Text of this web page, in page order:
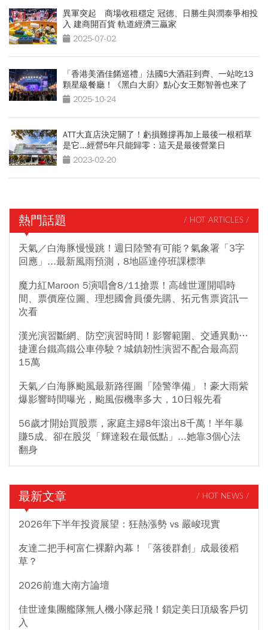
異軍突起 商場收租穩定 冠德、日勝生與潤泰爭相投
入 建商開百貨 軌道經濟三贏家
2025-07-02
「香港美酒佳餚巡禮」法國5大酒莊到齊、一站吃13
顆星級餐廳！《黑白大廚》點心女王鄭智善也來了
2025-10-24
ATT大直店決定關了！虧損難撐再加上最後一根稻草
是它...經營5年只能歸零：這天是最後營業日
2023-02-20
熱門話題 / HOT ARTICLES /
天氣／白海豚慢慢跳！週日陸警有可能？氣象署「3字
回應」...最新風雨預測，8地區達停班課標準
魔力紅Maroon 5演唱會8/11搶票！高雄世運開唱時
間、票價座位圖、理想國會員優先購、拓元售票資訊一
次看
漢光演習斷網、防空演習時間！影響範圍、交通異動…
捷運台鐵高鐵公車停駛？城鎮韌性演習不配合最高罰
15萬
天氣／白海豚颱風最新路徑圖「陸警準備」！豪大雨紫
爆影響時間曝光，颱風假機率多大，10日報先看
56歲才開始買股票，家庭主婦8年滾出8千萬！半年暴
賺5成、卻在股災「輝達殺在最低點」...她靠3個心法
翻身
最新文章 / HOT NEWS /
2026年下半年投資展望：狂熱漲勢 vs 嚴峻現實
友達二把手柯富仁裸辭內幕！「落後群創」成最後稻
草？
2026前進大南方論壇
佳世達集團艦隊無人機小隊起飛！鎖定美日頂級客戶切
入